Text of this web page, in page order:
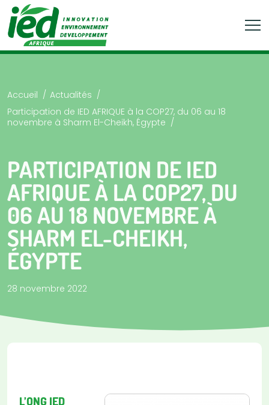
Accueil
Actualités
Participation de IED AFRIQUE à la COP27, du 06 au 18
novembre à Sharm El-Cheikh, Égypte
PARTICIPATION DE IED
AFRIQUE À LA COP27, DU
06 AU 18 NOVEMBRE À
SHARM EL-CHEIKH,
ÉGYPTE
28 novembre 2022
L’ONG IED